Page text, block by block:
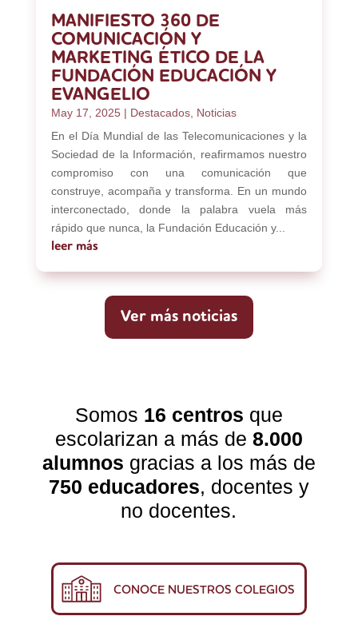
MANIFIESTO 360 DE
COMUNICACIÓN Y
MARKETING ÉTICO DE LA
FUNDACIÓN EDUCACIÓN Y
EVANGELIO
May 17, 2025| Destacados, Noticias
En el Día Mundial de las Telecomunicaciones y la
Sociedad de la Información, reafirmamos nuestro
compromiso con una comunicación que
construye, acompaña y transforma. En un mundo
interconectado, donde la palabra vuela más
rápido que nunca, la Fundación Educación y...
leer más
Ver más noticias
Somos 16 centros que
escolarizan a más de 8.000
alumnos gracias a los más de
750 educadores, docentes y
no docentes.
CONOCE NUESTROS COLEGIOS